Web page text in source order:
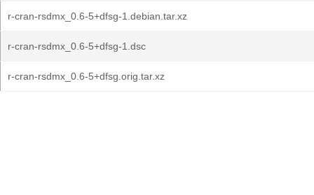
r-cran-rsdmx_0.6-5+dfsg-1.debian.tar.xz
r-cran-rsdmx_0.6-5+dfsg-1.dsc
r-cran-rsdmx_0.6-5+dfsg.orig.tar.xz